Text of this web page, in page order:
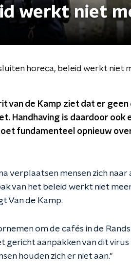
werkt niet
horeca, beleid werkt niet
van de Kamp ziet dat er geen
Handhaving is daardoor ook
fundamenteel opnieuw
verplaatsen mensen zich naar
van het beleid werkt niet
Van de Kamp.
om de cafés in de
aanpakken van dit
houden zich er niet aan."